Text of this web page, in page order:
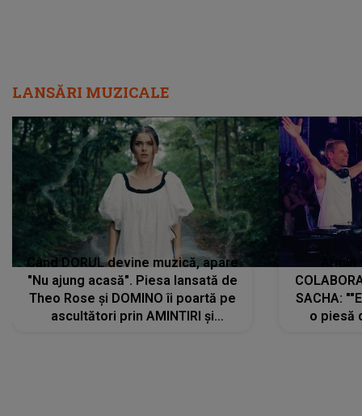
LANSĂRI MUZICALE
Când DORUL devine muzică, apare
"Nu ajung acasă". Piesa lansată de
Theo Rose și DOMINO îi poartă pe
ascultători prin AMINTIRI și
SACHA:
o piesă